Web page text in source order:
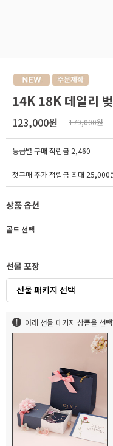
14K 18K 데일리
123,000원 179,000원
등급별 구매 적립금 2,460
첫구매 추가 적립금 최대 25,000
상품 옵션
골드 선택
선물 포장
선물 패키지 선택
아래 선물 패키지 상품을 선